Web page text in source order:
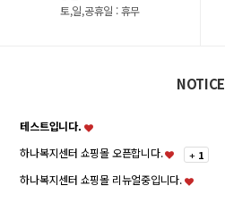
토,일,공휴일 : 휴무
NOTICE
테스트입니다.
하나복지센터 쇼핑몰 오픈합니다.
+ 1
하나복지센터 쇼핑몰 리뉴얼중입니다.